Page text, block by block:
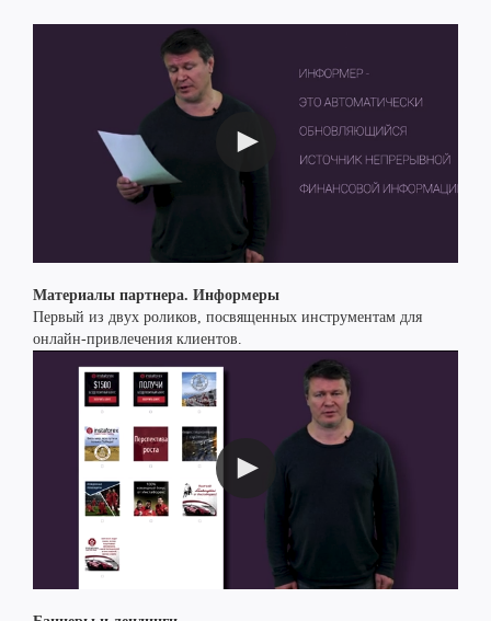
Материалы партнера. Информеры
Первый из двух роликов, посвященных инструментам для
онлайн-привлечения клиентов.